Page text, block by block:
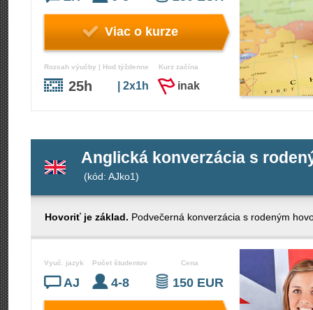
Viac o kurze
Rozsah výučby | Hod týždenne
25h | 2x1h
Kurz začína
inak
Anglická konverzácia s
(kód: AJko1)
Hovoriť je základ. Podvečerná konverzácia s rodeným
Vyuč. jazyk
AJ
Počet študentov
4-8
Cena
150 EUR